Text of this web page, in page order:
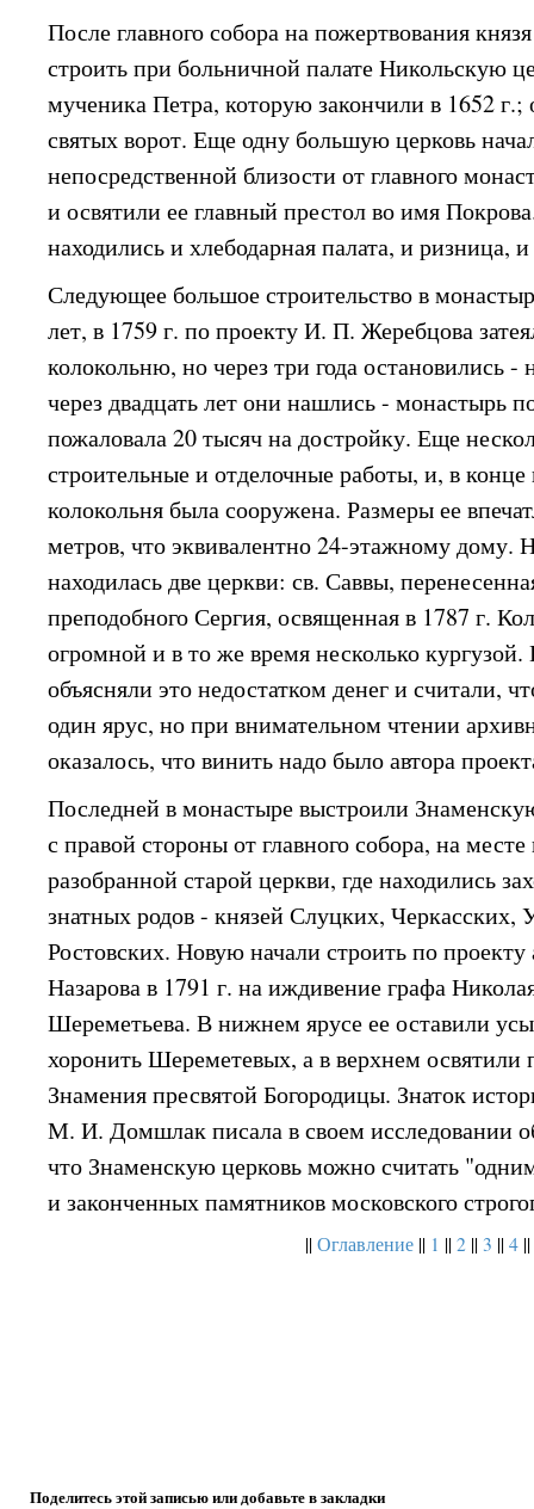
После главного собора на пожертвования
строить при больничной палате Никольскую
мученика Петра, которую закончили в 1652 г.;
святых ворот. Еще одну большую церковь
непосредственной близости от главного
и освятили ее главный престол во имя
находились и хлебодарная палата, и ризница,
Следующее большое строительство в
лет, в 1759 г. по проекту И. П. Жеребцова
колокольню, но через три года остановились -
через двадцать лет они нашлись - монастырь
пожаловала 20 тысяч на достройку. Еще
строительные и отделочные работы, и, в
колокольня была сооружена. Размеры ее
метров, что эквивалентно 24-этажному дому.
находилась две церкви: св. Саввы,
преподобного Сергия, освященная в 1787 г.
огромной и в то же время несколько кургузой.
объясняли это недостатком денег и считали,
один ярус, но при внимательном чтении
оказалось, что винить надо было автора
Последней в монастыре выстроили
с правой стороны от главного собора, на
разобранной старой церкви, где находились
знатных родов - князей Слуцких,
Ростовских. Новую начали строить по
Назарова в 1791 г. на иждивение графа
Шереметьева. В нижнем ярусе ее оставили
хоронить Шереметевых, а в верхнем освятили
Знамения пресвятой Богородицы. Знаток
М. И. Домшлак писала в своем исследовании
что Знаменскую церковь можно считать
и законченных памятников московского
|| Оглавление || 1 || 2 || 3 || 4 ||
Поделитесь этой записью или добавьте в закладки